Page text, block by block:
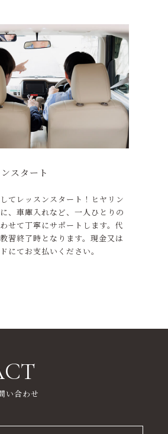
スタート
てレッスンスタート！ヒヤリン
、車庫入れなど、一人ひとりの
せて丁寧にサポートします。代
習終了時となります。現金又は
にてお支払いください。
い合わせ